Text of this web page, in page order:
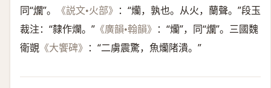
同“爛”。 《説文•火部》
：“爤，孰也。从火，蘭聲。”段玉
裁注：“隸作爛。” 《廣韻•翰韻》 ：“爤”，同“爛”。三國魏
衛覬 《大饗碑》 ：“二虜震驚，魚爤陼潰。”